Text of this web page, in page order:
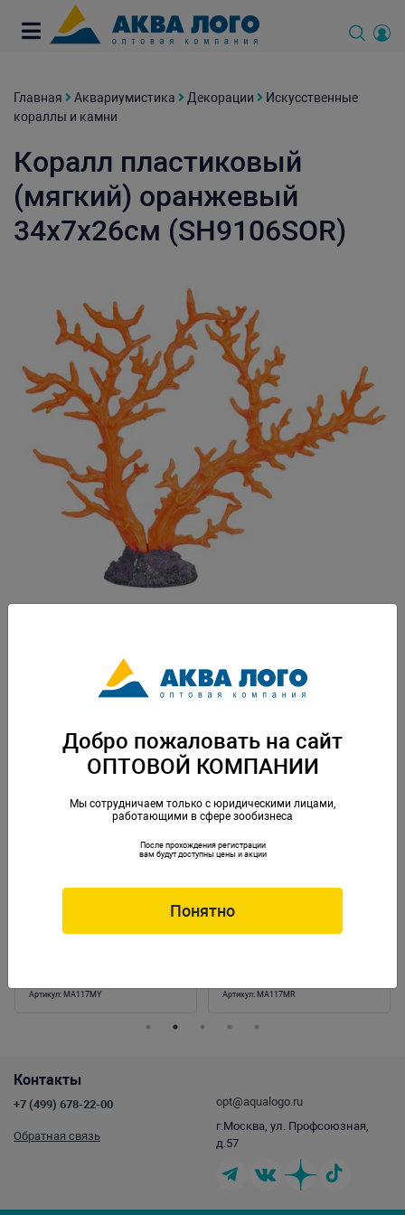
Главная Аквариумистика Декорации
Искусственные
кораллы и камни
Коралл пластиковый
(мягкий) оранжевый
34х7х26см (SH9106SOR)
Скачать каталог
Аналогичные товары
Артикул: MA117MY Артикул: MA117MR
Контакты
+7 (499) 678-22-00
Обратная связь
opt@aqualogo.ru
г.Москва, ул. Профсоюзная,
д.57
Добро пожаловать на сайт
ОПТОВОЙ КОМПАНИИ
Мы сотрудничаем только с юридическими лицами,
работающими в сфере зообизнеса
После прохождения регистрации
вам будут доступны цены и акции
Понятно